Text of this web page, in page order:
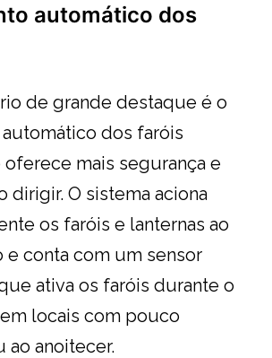
automático dos
de grande destaque é o
dos faróis
mais segurança e
dirigir. O sistema aciona
os faróis e lanternas ao
e conta com um sensor
ativa os faróis durante o
locais com pouco
ao anoitecer.